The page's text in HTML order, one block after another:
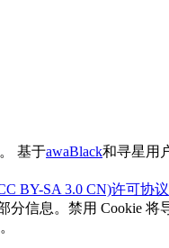
。 基于awaBlack和​寻星用
BY-SA 3.0 CN)许可协议
信息。禁用 Cookie